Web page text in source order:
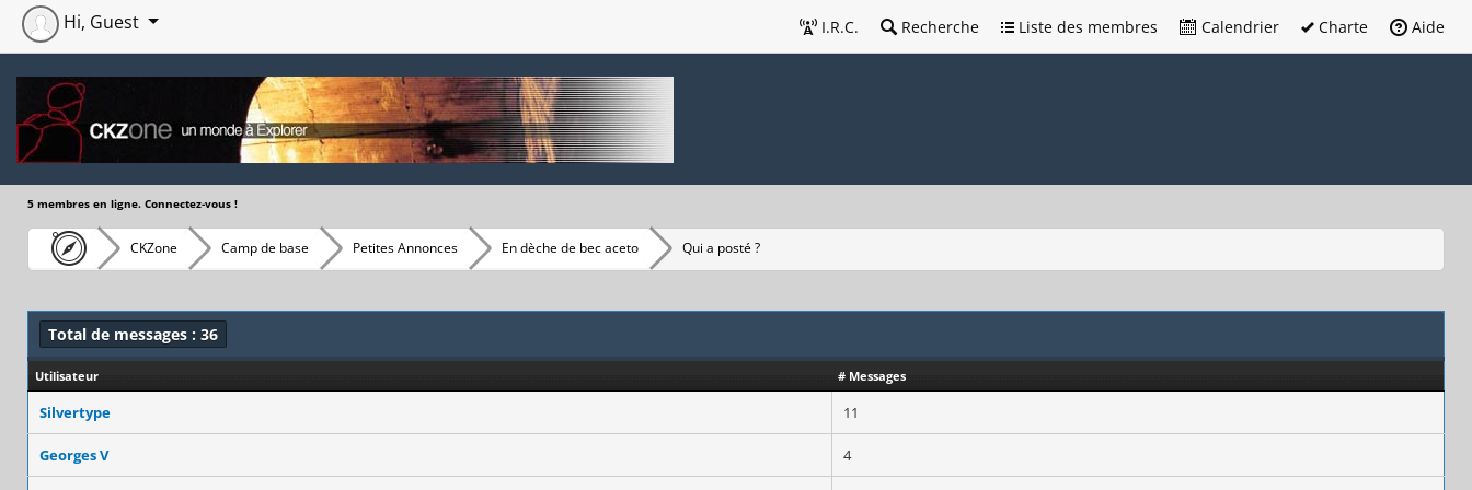
I.R.C. Recherche Liste des membres Calendrier Charte Aide
Hi, Guest
5 membres en ligne. Connectez-vous !
CKZone Camp de base Petites Annonces En dèche de bec aceto Qui a posté ?
Total de messages : 36
Utilisateur # Messages
Silvertype 11
Georges V 4